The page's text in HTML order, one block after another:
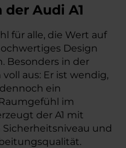
Audi A1
für alle, die Wert auf
Design
Besonders in der
aus: Er ist wendig,
ein
im
der A1 mit
und